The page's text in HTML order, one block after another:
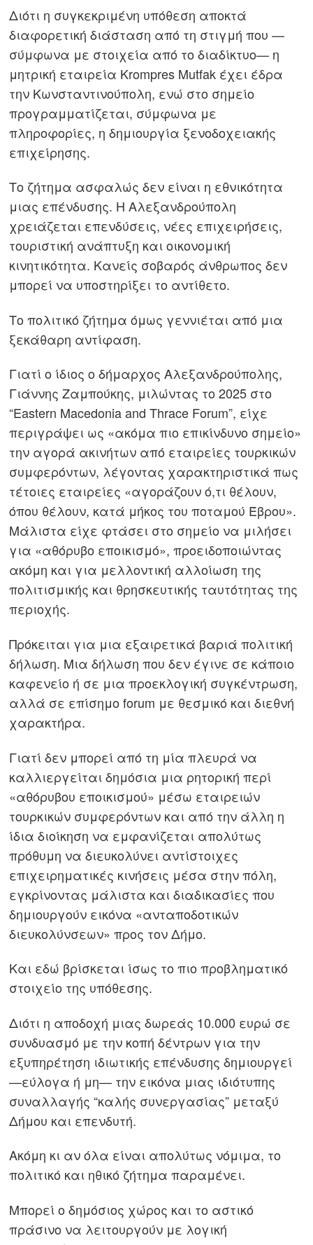
Διότι η συγκεκριμένη υπόθεση αποκτά
διαφορετική διάσταση από τη στιγμή που —
σύμφωνα με στοιχεία από το διαδίκτυο— η
μητρική εταιρεία Krompres Mutfak έχει έδρα
την Κωνσταντινούπολη, ενώ στο σημείο
προγραμματίζεται, σύμφωνα με
πληροφορίες, η δημιουργία ξενοδοχειακής
επιχείρησης.
Το ζήτημα ασφαλώς δεν είναι η εθνικότητα
μιας επένδυσης. Η Αλεξανδρούπολη
χρειάζεται επενδύσεις, νέες επιχειρήσεις,
τουριστική ανάπτυξη και οικονομική
κινητικότητα. Κανείς σοβαρός άνθρωπος δεν
μπορεί να υποστηρίξει το αντίθετο.
Το πολιτικό ζήτημα όμως γεννιέται από μια
ξεκάθαρη αντίφαση.
Γιατί ο ίδιος ο δήμαρχος Αλεξανδρούπολης,
Γιάννης Ζαμπούκης, μιλώντας το 2025 στο
“Eastern Macedonia and Thrace Forum”, είχε
περιγράψει ως «ακόμα πιο επικίνδυνο σημείο»
την αγορά ακινήτων από εταιρείες τουρκικών
συμφερόντων, λέγοντας χαρακτηριστικά πως
τέτοιες εταιρείες «αγοράζουν ό,τι θέλουν,
όπου θέλουν, κατά μήκος του ποταμού Έβρου».
Μάλιστα είχε φτάσει στο σημείο να μιλήσει
για «αθόρυβο εποικισμό», προειδοποιώντας
ακόμη και για μελλοντική αλλοίωση της
πολιτισμικής και θρησκευτικής ταυτότητας της
περιοχής.
Πρόκειται για μια εξαιρετικά βαριά πολιτική
δήλωση. Μια δήλωση που δεν έγινε σε κάποιο
καφενείο ή σε μια προεκλογική συγκέντρωση,
αλλά σε επίσημο forum με θεσμικό και διεθνή
χαρακτήρα.
Γιατί δεν μπορεί από τη μία πλευρά να
καλλιεργείται δημόσια μια ρητορική περί
«αθόρυβου εποικισμού» μέσω εταιρειών
τουρκικών συμφερόντων και από την άλλη η
ίδια διοίκηση να εμφανίζεται απολύτως
πρόθυμη να διευκολύνει αντίστοιχες
επιχειρηματικές κινήσεις μέσα στην πόλη,
εγκρίνοντας μάλιστα και διαδικασίες που
δημιουργούν εικόνα «ανταποδοτικών
διευκολύνσεων» προς τον Δήμο.
Και εδώ βρίσκεται ίσως το πιο προβληματικό
στοιχείο της υπόθεσης.
Διότι η αποδοχή μιας δωρεάς 10.000 ευρώ σε
συνδυασμό με την κοπή δέντρων για την
εξυπηρέτηση ιδιωτικής επένδυσης δημιουργεί
—εύλογα ή μη— την εικόνα μιας ιδιότυπης
συναλλαγής “καλής συνεργασίας” μεταξύ
Δήμου και επενδυτή.
Ακόμη κι αν όλα είναι απολύτως νόμιμα, το
πολιτικό και ηθικό ζήτημα παραμένει.
Μπορεί ο δημόσιος χώρος και το αστικό
πράσινο να λειτουργούν με λογική
Πλοήγηση
άρθρων